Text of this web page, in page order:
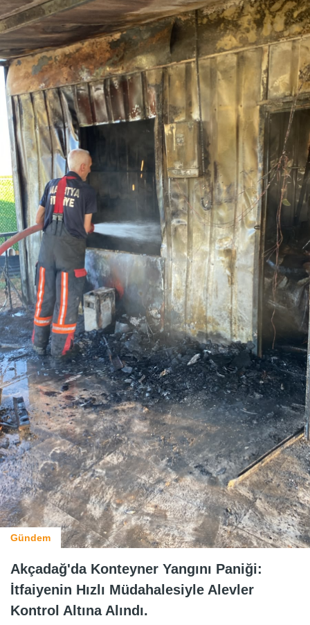
Gündem
Akçadağ'da Konteyner Yangını Paniği:
İtfaiyenin Hızlı Müdahalesiyle Alevler
Kontrol Altına Alındı.